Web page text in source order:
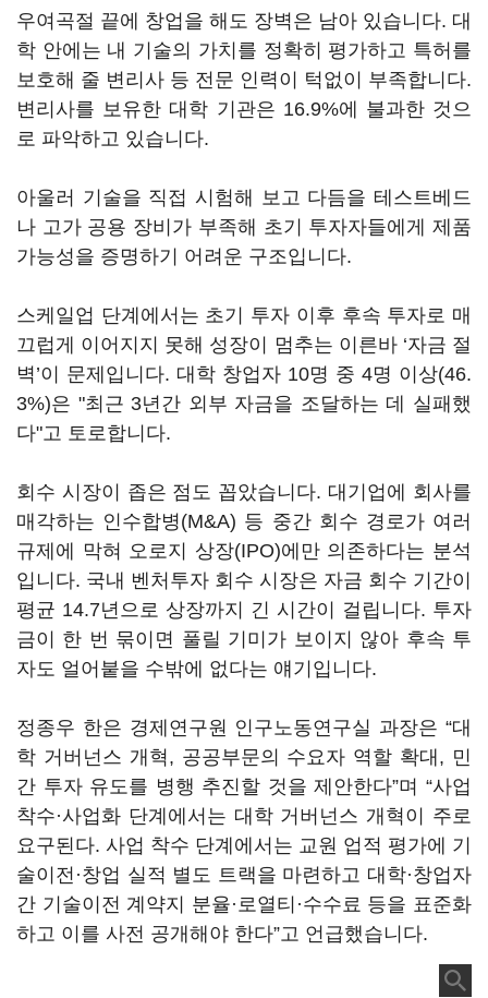
우여곡절 끝에 창업을 해도 장벽은 남아 있습니다. 대
학 안에는 내 기술의 가치를 정확히 평가하고 특허를
보호해 줄 변리사 등 전문 인력이 턱없이 부족합니다.
변리사를 보유한 대학 기관은 16.9%에 불과한 것으
로 파악하고 있습니다.
아울러 기술을 직접 시험해 보고 다듬을 테스트베드
나 고가 공용 장비가 부족해 초기 투자자들에게 제품
가능성을 증명하기 어려운 구조입니다.
스케일업 단계에서는 초기 투자 이후 후속 투자로 매
끄럽게 이어지지 못해 성장이 멈추는 이른바 ‘자금 절
벽’이 문제입니다. 대학 창업자 10명 중 4명 이상(46.
3%)은 "최근 3년간 외부 자금을 조달하는 데 실패했
다"고 토로합니다.
회수 시장이 좁은 점도 꼽았습니다. 대기업에 회사를
매각하는 인수합병(M&A) 등 중간 회수 경로가 여러
규제에 막혀 오로지 상장(IPO)에만 의존하다는 분석
입니다. 국내 벤처투자 회수 시장은 자금 회수 기간이
평균 14.7년으로 상장까지 긴 시간이 걸립니다. 투자
금이 한 번 묶이면 풀릴 기미가 보이지 않아 후속 투
자도 얼어붙을 수밖에 없다는 얘기입니다.
정종우 한은 경제연구원 인구노동연구실 과장은 “대
학 거버넌스 개혁, 공공부문의 수요자 역할 확대, 민
간 투자 유도를 병행 추진할 것을 제안한다”며 “사업
착수·사업화 단계에서는 대학 거버넌스 개혁이 주로
요구된다. 사업 착수 단계에서는 교원 업적 평가에 기
술이전·창업 실적 별도 트랙을 마련하고 대학·창업자
간 기술이전 계약지 분율·로열티·수수료 등을 표준화
하고 이를 사전 공개해야 한다”고 언급했습니다.